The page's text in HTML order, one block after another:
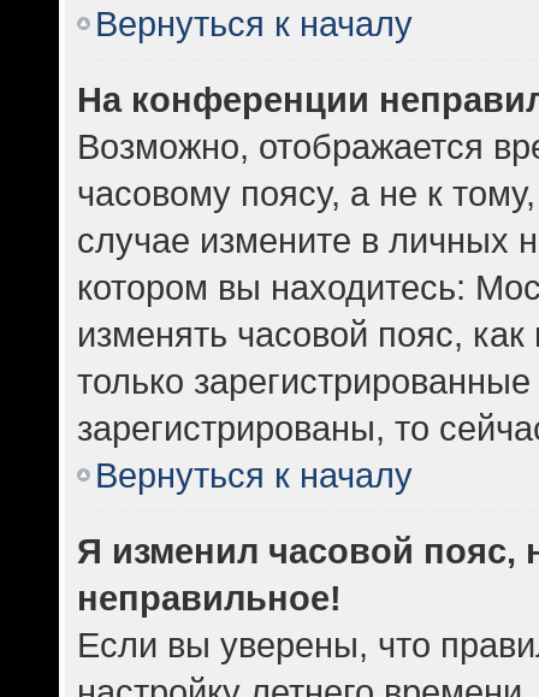
Вернуться к началу
На конференции
Возможно, отображается
часовому поясу, а не к
случае измените в личных
котором вы находитесь:
изменять часовой пояс,
только
зарегистрированы, то
Вернуться к началу
Я изменил часовой пояс,
неправильное!
Если вы уверены, что